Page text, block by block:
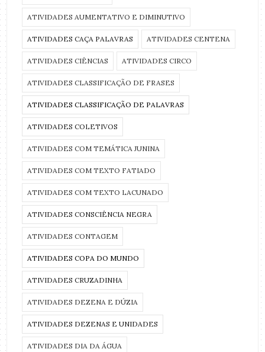
ATIVIDADES AUMENTATIVO E DIMINUTIVO
ATIVIDADES CAÇA PALAVRAS ATIVIDADES CENTENA
ATIVIDADES CIÊNCIAS ATIVIDADES CIRCO
ATIVIDADES CLASSIFICAÇÃO DE FRASES
ATIVIDADES CLASSIFICAÇÃO DE PALAVRAS
ATIVIDADES COLETIVOS
ATIVIDADES COM TEMÁTICA JUNINA
ATIVIDADES COM TEXTO FATIADO
ATIVIDADES COM TEXTO LACUNADO
ATIVIDADES CONSCIÊNCIA NEGRA
ATIVIDADES CONTAGEM
ATIVIDADES COPA DO MUNDO
ATIVIDADES CRUZADINHA
ATIVIDADES DEZENA E DÚZIA
ATIVIDADES DEZENAS E UNIDADES
ATIVIDADES DIA DA ÁGUA